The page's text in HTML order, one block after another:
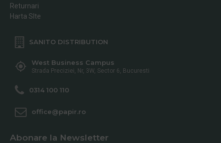
Returnari
Harta SIte
SANITO DISTRIBUTION
West Business Campus
Strada Preciziei, Nr, 3W, Sector 6, Bucuresti
0314 100 110
office@papir.ro
Abonare la Newsletter